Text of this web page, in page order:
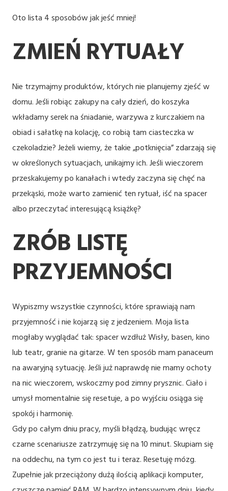
Oto lista 4 sposobów jak jeść mniej!
ZMIEŃ RYTUAŁY
Nie trzymajmy produktów, których nie planujemy zjeść w
domu. Jeśli robiąc zakupy na cały dzień, do koszyka
wkładamy serek na śniadanie, warzywa z kurczakiem na
obiad i sałatkę na kolację, co robią tam ciasteczka w
czekoladzie? Jeżeli wiemy, że takie „potknięcia” zdarzają się
w określonych sytuacjach, unikajmy ich. Jeśli wieczorem
przeskakujemy po kanałach i wtedy zaczyna się chęć na
przekąski, może warto zamienić ten rytuał, iść na spacer
albo przeczytać interesującą książkę?
ZRÓB LISTĘ
PRZYJEMNOŚCI
Wypiszmy wszystkie czynności, które sprawiają nam
przyjemność i nie kojarzą się z jedzeniem. Moja lista
mogłaby wyglądać tak: spacer wzdłuż Wisły, basen, kino
lub teatr, granie na gitarze. W ten sposób mam panaceum
na awaryjną sytuację. Jeśli już naprawdę nie mamy ochoty
na nic wieczorem, wskoczmy pod zimny prysznic. Ciało i
umysł momentalnie się resetuje, a po wyjściu osiąga się
spokój i harmonię.
Gdy po całym dniu pracy, myśli błądzą, budując wręcz
czarne scenariusze zatrzymuję się na 10 minut. Skupiam się
na oddechu, na tym co jest tu i teraz. Resetuję mózg.
Zupełnie jak przeciążony dużą ilością aplikacji komputer,